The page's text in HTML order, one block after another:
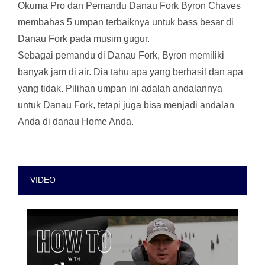
Okuma Pro dan Pemandu Danau Fork Byron Chaves
membahas 5 umpan terbaiknya untuk bass besar di
Danau Fork pada musim gugur.
Sebagai pemandu di Danau Fork, Byron memiliki
banyak jam di air. Dia tahu apa yang berhasil dan apa
yang tidak. Pilihan umpan ini adalah andalannya
untuk Danau Fork, tetapi juga bisa menjadi andalan
Anda di danau Home Anda.
VIDEO